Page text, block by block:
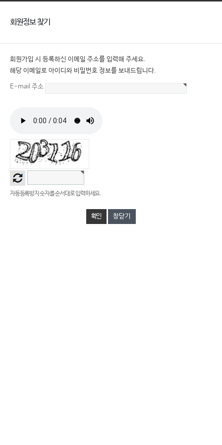
회원정보 찾기
회원가입 시 등록하신 이메일 주소를 입력해 주세요.
해당 이메일로 아이디와 비밀번호 정보를 보내드립니다.
E-mail 주소
자동등록방지 숫자를 순서대로 입력하세요.
창닫기